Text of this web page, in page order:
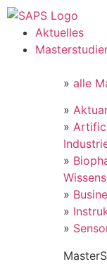
Aktuelles
» alle
»
»
»
»
»
»